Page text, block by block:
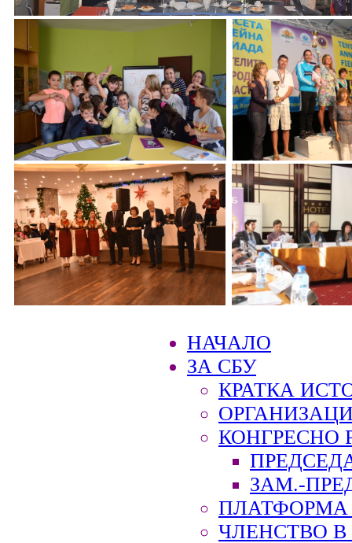
НАЧАЛО
ЗА СБУ
КРАТКА
КОНГРЕСНО
ЗАМ.-
ПЛАТФОРМА
ЧЛЕНСТВО В